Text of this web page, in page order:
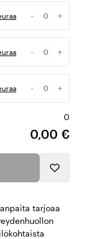
-
Määrä
+
-
Määrä
+
-
Määrä
+
0
0,00 €
tarjoaa